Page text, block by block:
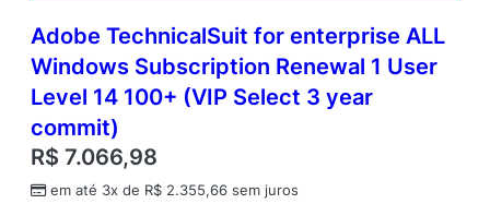
Adobe TechnicalSuit for enterprise ALL
Windows Subscription Renewal 1 User
Level 14 100+ (VIP Select 3 year
commit)
R$ 7.066,98
em até 3x de R$ 2.355,66 sem juros